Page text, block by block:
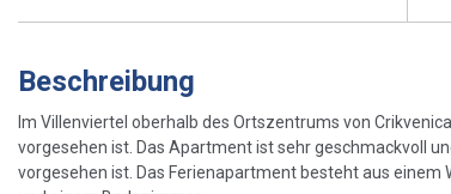
Beschreibung
Im Villenviertel oberhalb des Ortszentrums von
vorgesehen ist. Das Apartment ist sehr geschmackvoll
vorgesehen ist. Das Ferienapartment besteht aus